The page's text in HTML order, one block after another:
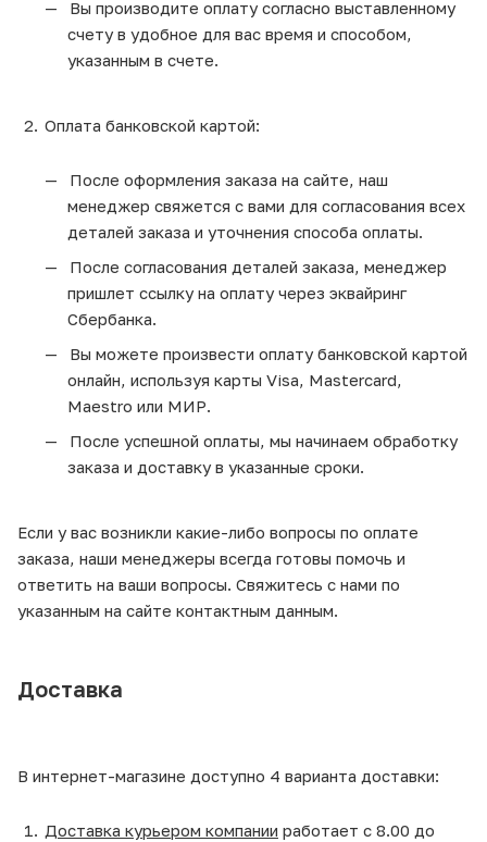
Вы производите оплату согласно выставленному
счету в удобное для вас время и способом,
указанным в счете.
Оплата банковской картой:
После оформления заказа на сайте, наш
менеджер свяжется с вами для согласования всех
деталей заказа и уточнения способа оплаты.
После согласования деталей заказа, менеджер
пришлет ссылку на оплату через эквайринг
Сбербанка.
Вы можете произвести оплату банковской картой
онлайн, используя карты Visa, Mastercard,
Maestro или МИР.
После успешной оплаты, мы начинаем обработку
заказа и доставку в указанные сроки.
Если у вас возникли какие-либо вопросы по оплате
заказа, наши менеджеры всегда готовы помочь и
ответить на ваши вопросы. Свяжитесь с нами по
указанным на сайте контактным данным.
Доставка
В интернет-магазине доступно 4 варианта доставки:
Доставка курьером компании работает с 8.00 до